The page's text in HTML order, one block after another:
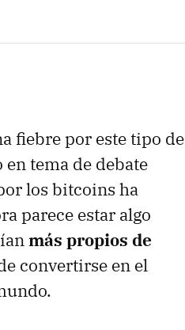
fiebre por este tipo de
tema de debate
los bitcoins ha
parece estar algo
más propios de
convertirse en el